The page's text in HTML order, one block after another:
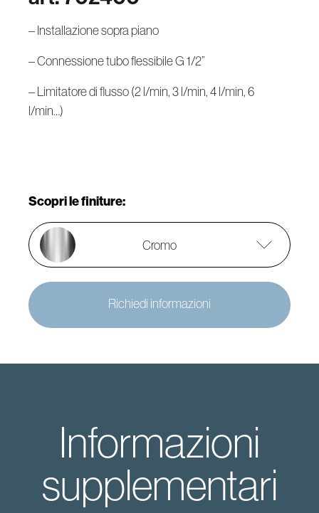
– Installazione sopra piano
– Connessione tubo flessibile G 1/2”
– Limitatore di flusso (2 l/min, 3 l/min, 4 l/min, 6
l/min…)
Scopri le finiture:
Cromo
Richiedi informazioni
Informazioni
supplementari